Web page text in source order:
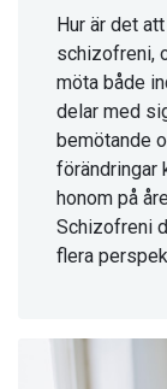
Hur är det
schizofreni,
möta både
delar med
bemötande
förändringar
honom på
Schizofreni
flera